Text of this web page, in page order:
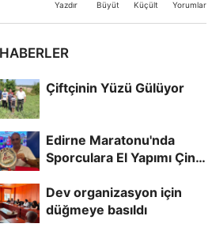
Yazdır Büyüt Küçült Yorumlar
Çiftçinin Yüzü Gülüyor
Edirne Maratonu'nda
Sporculara El Yapımı Çini
Dev organizasyon için
düğmeye basıldı